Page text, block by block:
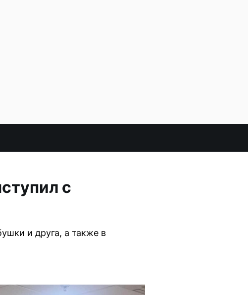
с
и друга, а также в